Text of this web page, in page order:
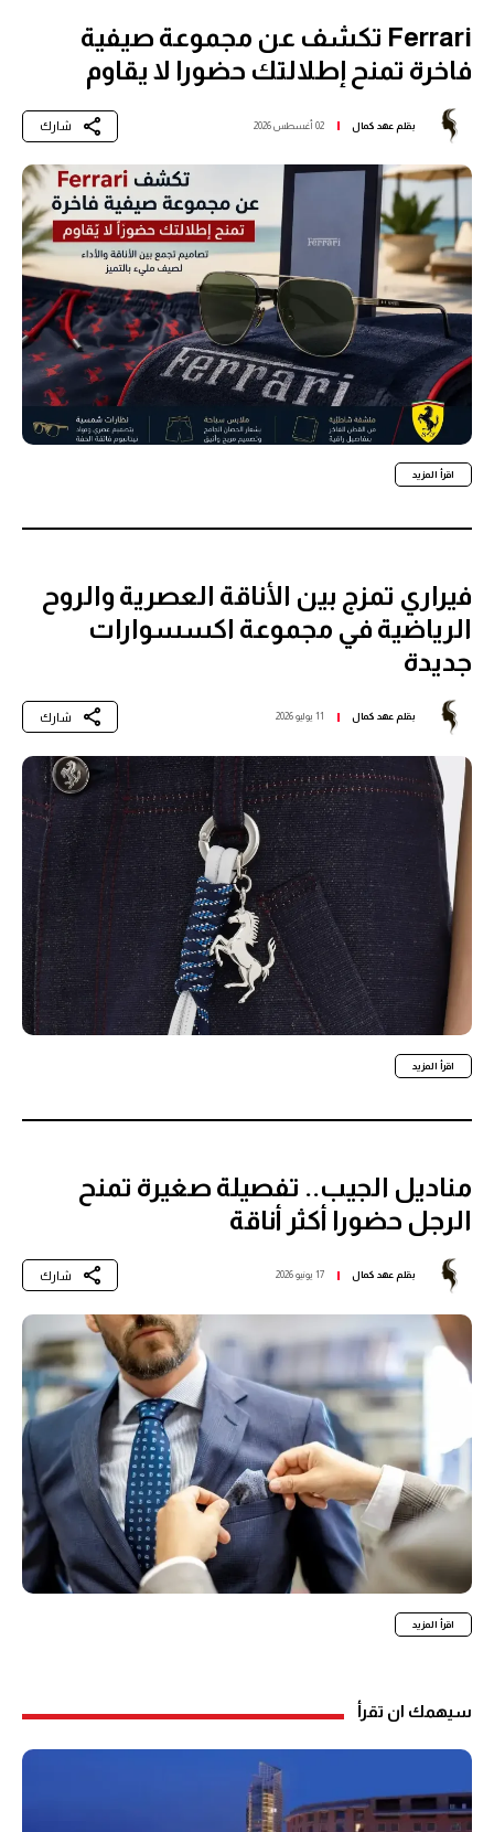
Ferrari تكشف عن مجموعة صيفية
فاخرة تمنح إطلالتك حضورا لا يقاوم
بقلم عهد كمال 02 أغسطس 2026 شارك
اقرأ المزيد
فيراري تمزج بين الأناقة العصرية والروح
الرياضية في مجموعة اكسسوارات
جديدة
بقلمعهد كمال 11 يوليو 2026 شارك
اقرأ المزيد
مناديل الجيب.. تفصيلة صغيرة تمنح
الرجل حضورا أكثر أناقة
بقلمعهد كمال 17 يونيو 2026 شارك
اقرأ المزيد
سيهمك ان تقرأ